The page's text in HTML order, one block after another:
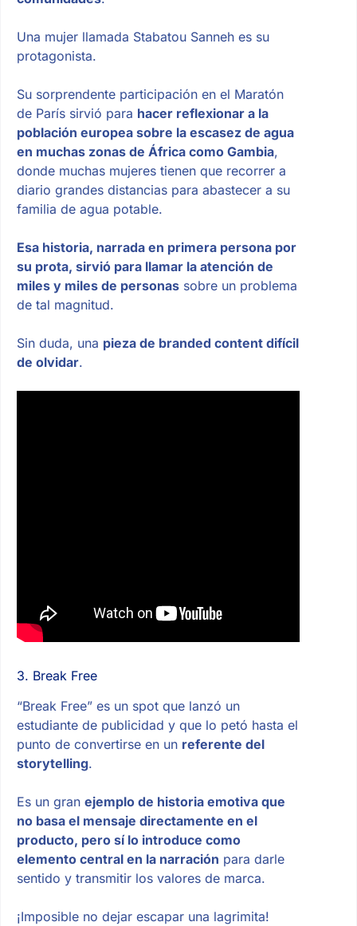
Una mujer llamada Stabatou Sanneh es su
protagonista.
Su sorprendente participación en el Maratón
de París sirvió para hacer reflexionar a la
población europea sobre la escasez de agua
en muchas zonas de África como Gambia,
donde muchas mujeres tienen que recorrer a
diario grandes distancias para abastecer a su
familia de agua potable.
Esa historia, narrada en primera persona por
su prota, sirvió para llamar la atención de
miles y miles de personassobre un problema
de tal magnitud.
Sin duda, una pieza de branded content difícil
de olvidar.
3. Break Free
“Break Free” es un spot que lanzó un
estudiante de publicidad y que lo petó hasta el
punto de convertirse en un referente del
storytelling.
Es un gran ejemplo de historia emotiva que
no basa el mensaje directamente en el
producto, pero sí lo introduce como
elemento central en la narración para darle
sentido y transmitir los valores de marca.
¡Imposible no dejar escapar una lagrimita!